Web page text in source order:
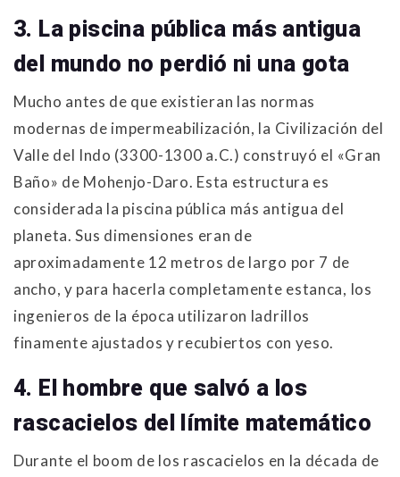
3. La piscina pública más antigua
del mundo no perdió ni una gota
Mucho antes de que existieran las normas
modernas de impermeabilización, la Civilización del
Valle del Indo (3300-1300 a.C.) construyó el «Gran
Baño» de Mohenjo-Daro. Esta estructura es
considerada la piscina pública más antigua del
planeta. Sus dimensiones eran de
aproximadamente 12 metros de largo por 7 de
ancho, y para hacerla completamente estanca, los
ingenieros de la época utilizaron ladrillos
finamente ajustados y recubiertos con yeso.
4. El hombre que salvó a los
rascacielos del límite matemático
Durante el boom de los rascacielos en la década de